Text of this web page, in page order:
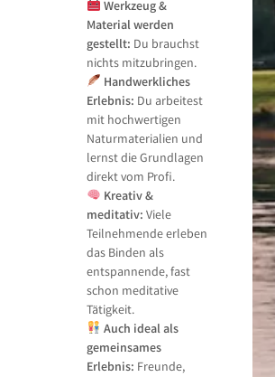
Werkzeug &
Material werden
gestellt: Du brauchst
nichts mitzubringen.
Handwerkliches
Erlebnis: Du arbeitest
mit hochwertigen
Naturmaterialien und
lernst die Grundlagen
direkt vom Profi.
Kreativ &
meditativ: Viele
Teilnehmende erleben
das Binden als
entspannende, fast
schon meditative
Tätigkeit.
Auch ideal als
gemeinsames
Erlebnis: Freunde,